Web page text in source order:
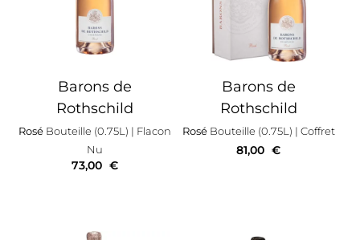
Barons de
Rothschild
Rosé Bouteille (0.75L) | Flacon
Nu
73,00 €
Barons de
Rothschild
Rosé Bouteille (0.75L) | Coffret
81,00 €